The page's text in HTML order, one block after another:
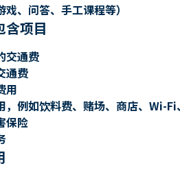
、问答、手工课程等）
含项目
交通费
通费
用
，例如饮料费、赌场、商店、Wi-Fi
保险